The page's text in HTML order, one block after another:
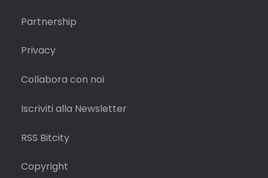
Partnership
Privacy
Collabora con noi
Iscriviti alla Newsletter
RSS Bitcity
Copyright